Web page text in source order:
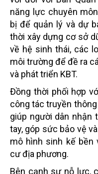
năng lực chuyên
bị để quản lý và dự
thời xây dựng cơ sở
về hệ sinh thái, các
môi trường để đề ra
và phát triển KBT.
Đồng thời phối hợp
công tác truyền
giúp người dân nhận
tay, góp sức bảo vệ
mô hình sinh kế bền
cư địa phương.
Bên cạnh sự nỗ lực,